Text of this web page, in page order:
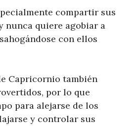
compartir sus
nunca quiere agobiar a
con ellos
Capricornio también
por lo que
para alejarse de los
y controlar sus